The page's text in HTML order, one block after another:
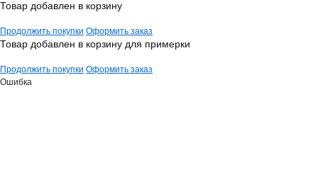
Товар добавлен в корзину
Продолжить покупки Оформить заказ
Товар добавлен в корзину для примерки
Продолжить покупки Оформить заказ
Ошибка